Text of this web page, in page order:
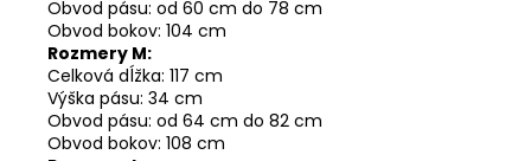
Obvod pásu: od 60 cm do 78 cm
Obvod bokov: 104 cm
Rozmery M:
Celková dĺžka: 117 cm
Výška pásu: 34 cm
Obvod pásu: od 64 cm do 82 cm
Obvod bokov: 108 cm